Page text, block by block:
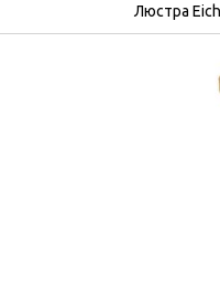
Люстра